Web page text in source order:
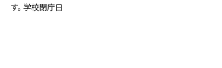
す。 学校閉庁日